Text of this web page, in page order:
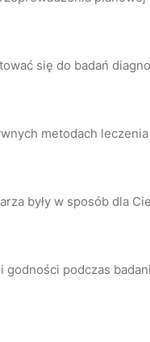
się do badań
metodach
były w sposób dla
godności podczas